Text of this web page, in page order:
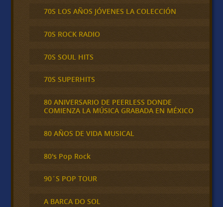
70S LOS AÑOS JÓVENES LA COLECCIÓN
70S ROCK RADIO
70S SOUL HITS
70S SUPERHITS
80 ANIVERSARIO DE PEERLESS DONDE
COMIENZA LA MÚSICA GRABADA EN MÉXICO
80 AÑOS DE VIDA MUSICAL
80's Pop Rock
90´S POP TOUR
A BARCA DO SOL